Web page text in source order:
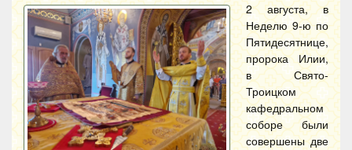
2 августа, в
Неделю 9-ю по
Пятидесятнице,
пророка Илии,
в Свято-
Троицком
кафедральном
соборе были
совершены две